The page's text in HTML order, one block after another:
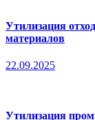
Утилизация
материалов
22.09.2025
Утилизация